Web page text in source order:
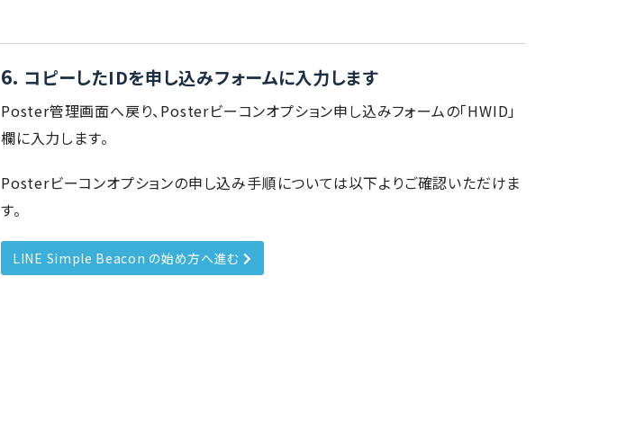
6. コピーしたIDを申し込みフォームに入力します
Poster管理画面へ戻り、Posterビーコンオプション申し込みフォームの「HWID」
欄に入力します。
Posterビーコンオプションの申し込み手順については以下よりご確認いただけま
す。
LINE Simple Beacon の始め方へ進む